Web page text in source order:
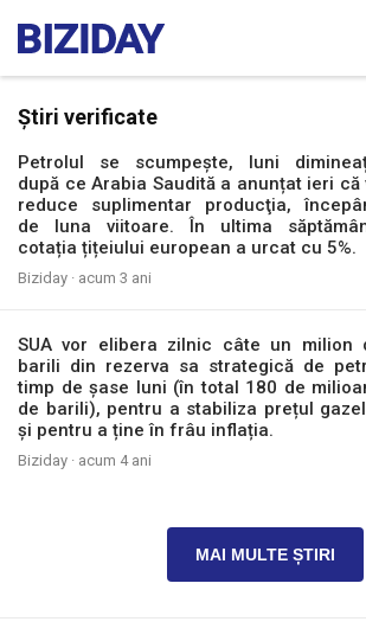
Știri verificate
Petrolul se scumpește, luni
după ce Arabia Saudită a anunțat ieri că
reduce suplimentar producţia,
de luna viitoare. În ultima
cotația țițeiului european a urcat cu 5%.
Biziday · acum 3 ani
SUA vor elibera zilnic câte un milion
barili din rezerva sa strategică de
timp de șase luni (în total 180 de
de barili), pentru a stabiliza prețul
și pentru a ține în frâu inflația.
Biziday · acum 4 ani
MAI MULTE ȘTIRI